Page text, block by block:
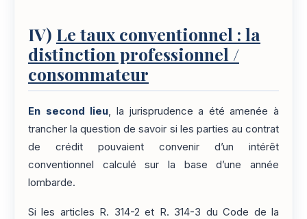
IV) Le taux conventionnel : la
distinction professionnel /
consommateur
En second lieu, la jurisprudence a été amenée à
trancher la question de savoir si les parties au contrat
de crédit pouvaient convenir d’un intérêt
conventionnel calculé sur la base d’une année
lombarde.
Si les articles R. 314-2 et R. 314-3 du Code de la